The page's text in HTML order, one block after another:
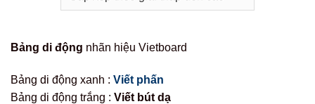
Bảng di động nhãn hiệu Vietboard
Bảng di động xanh : Viết phấn
Bảng di động trắng : Viết bút dạ